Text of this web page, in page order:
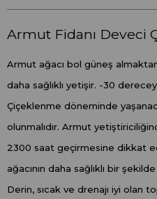
Armut Fidanı Deveci
Armut ağacı bol güneş
daha sağlıklı yetişir. -30
Çiçeklenme döneminde
olunmalıdır. Armut
2300 saat geçirmesine dikkat
ağacının daha sağlıklı bir
Derin, sıcak ve drenajı iyi olan